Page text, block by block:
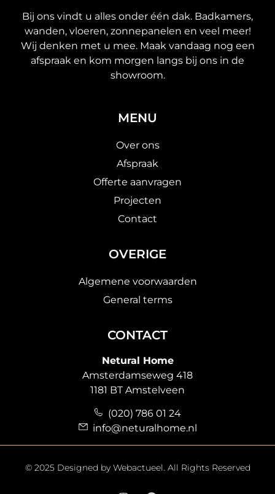
Bij ons vindt u alles onder één dak. Badkamers,
wanden, vloeren, zonnepanelen en veel meer!
Wij denken met u mee. Maak vandaag nog een
afspraak en kom morgen langs bij ons in de
showroom.
MENU
Over ons
Afspraak
Offerte aanvragen
Projecten
Contact
OVERIGE
Algemene voorwaarden
General terms
CONTACT
Netural Home
Amsterdamseweg 418
1181 BT Amstelveen
(020) 786 01 24
info@neturalhome.nl
© 2025 Designed by Webactueel. All Rights Reserved